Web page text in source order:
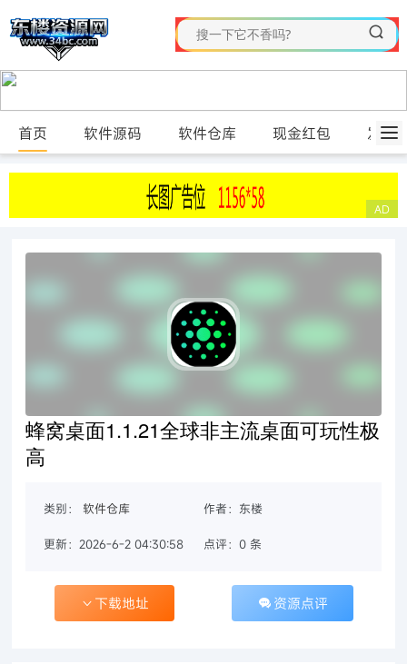
首页 软件源码 软件仓库 现金红包 发布
蜂窝桌面1.1.21全球非主流桌面可玩性极
高
类别： 软件仓库 作者：东楼
更新：2026-6-2 04:30:58 点评：0 条
下载地址 资源点评